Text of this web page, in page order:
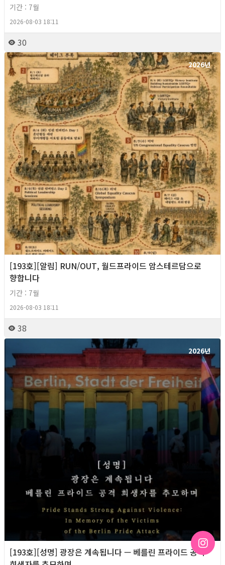
기간 : 7월
2026-08-03 18:11
30
2026년
[193호][알림] RUN/OUT, 월드프라이드 암스테르담으로
향합니다
기간 : 7월
2026-08-03 18:11
38
2026년
[193호][성명] 광장은 계속됩니다 — 베를린 프라이드 공격